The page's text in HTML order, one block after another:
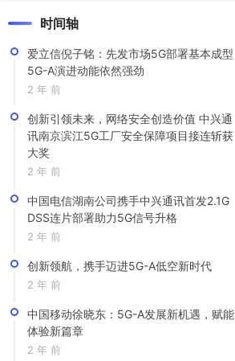
时间轴
爱立信倪子铭：先发市场5G部署基本成型
5G-A演进动能依然强劲
2 年 前
创新引领未来，网络安全创造价值 中兴通
讯南京滨江5G工厂安全保障项目接连斩获
大奖
2 年 前
中国电信湖南公司携手中兴通讯首发2.1G
DSS连片部署助力5G信号升格
2 年 前
创新领航，携手迈进5G-A低空新时代
2 年 前
中国移动徐晓东：5G-A发展新机遇，赋能
体验新篇章
2 年 前